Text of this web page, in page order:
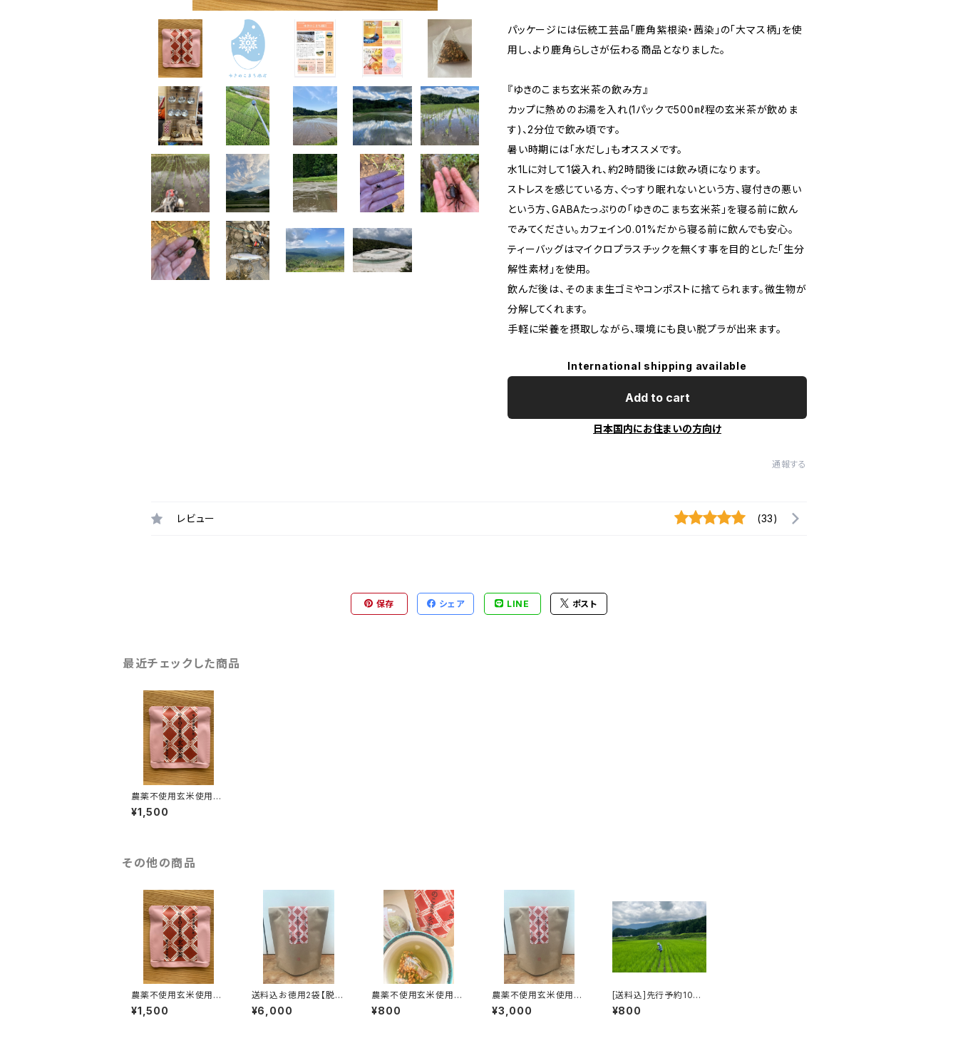
パッケージには伝統工芸品「鹿角紫根染・茜染」の「大マス柄」を使
用し、より鹿角らしさが伝わる商品となりました。
『ゆきのこまち玄米茶の飲み方』
カップに熱めのお湯を入れ(1パックで500㎖程の玄米茶が飲めま
す)、2分位で飲み頃です。
暑い時期には「水だし」もオススメです。
水1Lに対して1袋入れ、約2時間後には飲み頃になります。
ストレスを感じている方、‎ぐっすり眠れないという方、寝付きの悪い
という方、GABAたっぷりの「ゆきのこまち玄米茶」を寝る前に飲ん
でみてください。カフェイン0.01%だから寝る前に飲んでも安心。
‎ティーバッグはマイクロプラスチックを無くす事を目的とした「生分
解性素材」を使用。
飲んだ後は、そのまま生ゴミやコンポストに捨てられます。微生物が
分解してくれます。
手軽に栄養を摂取しながら、環境にも良い脱プラが出来ます。
International shipping available
Add to cart
日本国内にお住まいの方向け
通報する
レビュー (33)
保存 シェア LINE ポスト
最近チェックした商品
農薬不使用玄米使用
【脱プラティーパック使
用】ゆきのこまち玄米茶
¥1,500
その他の商品
農薬不使用玄米使用
【脱プラティーパック使
用】ゆきのこまち玄米茶
¥1,500
送料込お徳用2袋【脱プ
ラティーパック】ゆきのこ
まち玄米茶(テトラポット
¥6,000
農薬不使用玄米使用
【脱プラティーパック使
用】ゆきのこまち玄米茶
¥800
農薬不使用玄米使用
【脱プラティーパック】お
徳用ゆきのこまち玄米
¥3,000
[送料込]先行予約10月
下旬発送:2026年産八
幡平産あきたこまち「ピ
¥800